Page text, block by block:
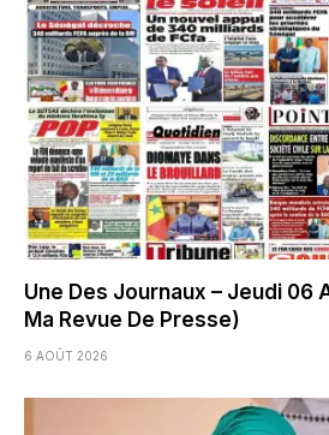
Une Des Journaux – Jeudi 06
Ma Revue De Presse)
6 AOÛT 2026